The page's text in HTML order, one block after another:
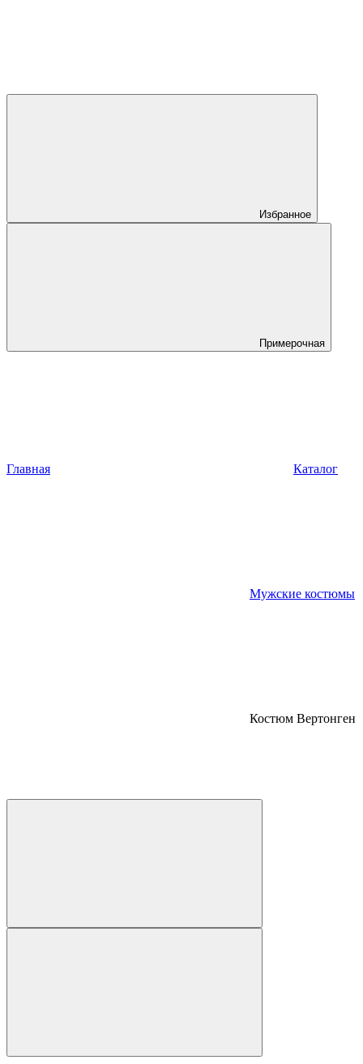
Избранное
Примерочная
Главная Каталог
Мужские костюмы
Костюм Вертонген